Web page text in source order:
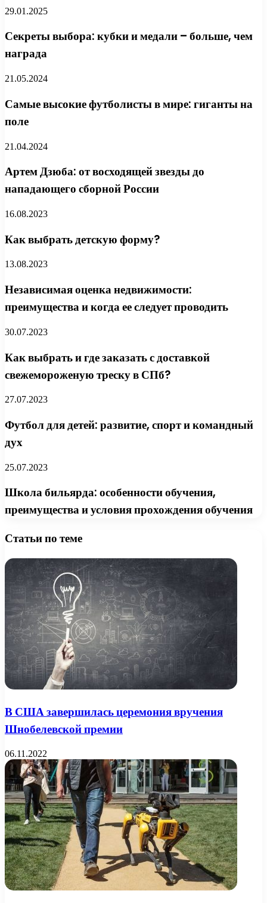
29.01.2025
Секреты выбора: кубки и медали – больше, чем
награда
21.05.2024
Самые высокие футболисты в мире: гиганты на
поле
21.04.2024
Артем Дзюба: от восходящей звезды до
нападающего сборной России
16.08.2023
Как выбрать детскую форму?
13.08.2023
Независимая оценка недвижимости:
преимущества и когда ее следует проводить
30.07.2023
Как выбрать и где заказать с доставкой
свежемороженую треску в СПб?
27.07.2023
Футбол для детей: развитие, спорт и командный
дух
25.07.2023
Школа бильярда: особенности обучения,
преимущества и условия прохождения обучения
Статьи по теме
В США завершилась церемония вручения
Шнобелевской премии
06.11.2022